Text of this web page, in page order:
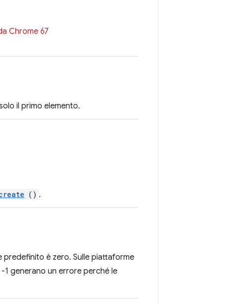
Chrome 67
il primo elemento.
() .
predefinito è zero. Sulle piattaforme
generano un errore perché le